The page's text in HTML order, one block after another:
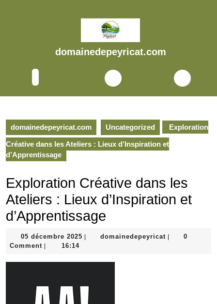
domainedepeyricat.com
domainedepeyricat.com Uncategorized Exploration
Créative dans les Ateliers : Lieux d’Inspiration et
d’Apprentissage
Exploration Créative dans les
Ateliers : Lieux d’Inspiration et
d’Apprentissage
05 décembre 2025 05| domainedepeyricat |
0
Comment | 16:14